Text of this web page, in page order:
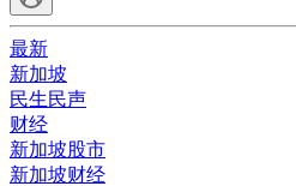
最新
新加坡
民生民声
财经
新加坡股市
新加坡财经